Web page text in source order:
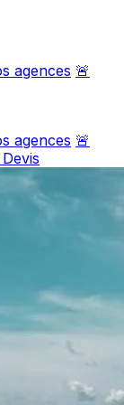
agences 🚨
agences 🚨